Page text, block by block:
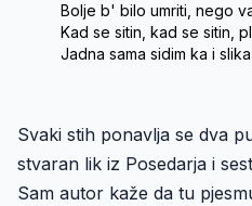
Bolje b' bilo umriti, nego
Kad se sitin, kad se sitin,
Jadna sama sidim ka i
Svaki stih ponavlja se dva
stvaran lik iz Posedarja i
Sam autor kaže da tu